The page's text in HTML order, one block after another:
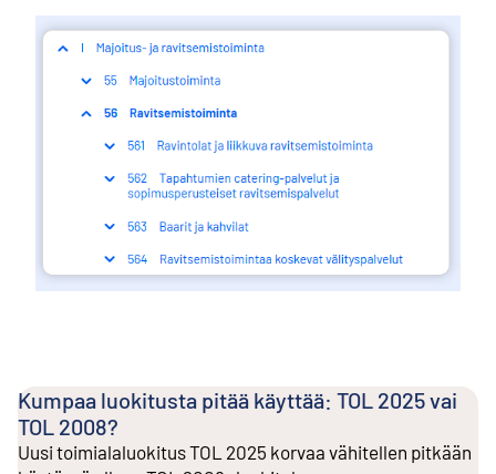
Kumpaa luokitusta pitää käyttää: TOL 2025 vai
TOL 2008?
Uusi toimialaluokitus TOL 2025 korvaa vähitellen pitkään